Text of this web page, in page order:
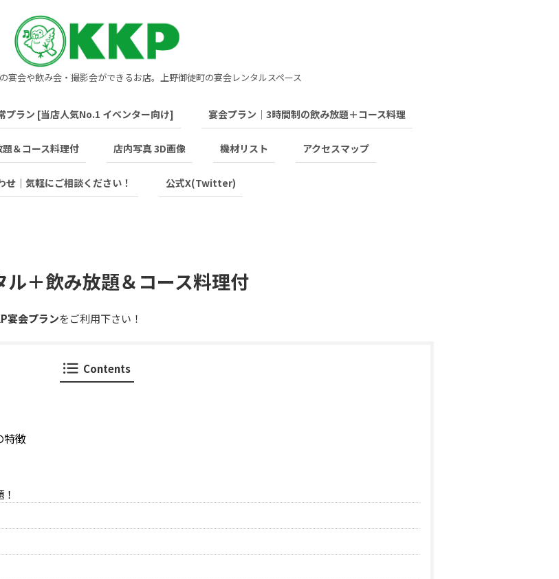
宴会や飲み会・撮影会ができるお店。上野御徒町の宴会レンタルスペース
プラン [当店人気No.1 イベンター向け] 宴会プラン｜3時間制の飲み放題＋コース料理
＆コース料理付 店内写真 3D画像 機材リスト アクセスマップ
せ｜気軽にご相談ください！ 公式X(Twitter)
＋飲み放題＆コース料理付
宴会プランをご利用下さい！
Contents
特徴